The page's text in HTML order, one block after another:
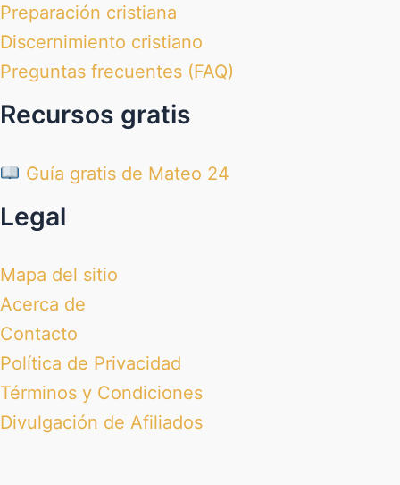
Preparación cristiana
Discernimiento cristiano
Preguntas frecuentes (FAQ)
Recursos gratis
Guía gratis de Mateo 24
Legal
Mapa del sitio
Acerca de
Contacto
Política de Privacidad
Términos y Condiciones
Divulgación de Afiliados